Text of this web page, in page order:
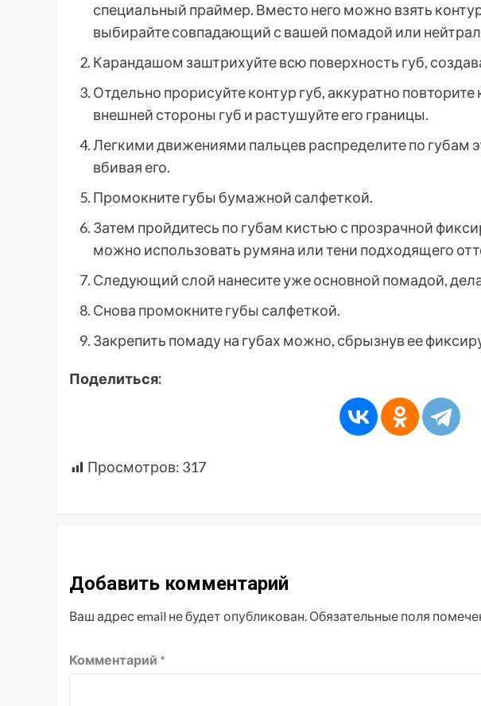
специальный праймер. Вместо него можно взять
выбирайте совпадающий с вашей помадой или
Карандашом заштрихуйте всю поверхность губ,
Отдельно прорисуйте контур губ, аккуратно
внешней стороны губ и растушуйте его границы.
Легкими движениями пальцев распределите по губам
вбивая его.
Промокните губы бумажной салфеткой.
Затем пройдитесь по губам кистью с прозрачной
можно использовать румяна или тени подходящего
Следующий слой нанесите уже основной помадой,
Снова промокните губы салфеткой.
Закрепить помаду на губах можно, сбрызнув ее
Поделиться:
Просмотров: 317
Добавить комментарий
Ваш адрес email не будет опубликован. Обязательные поля
Комментарий *